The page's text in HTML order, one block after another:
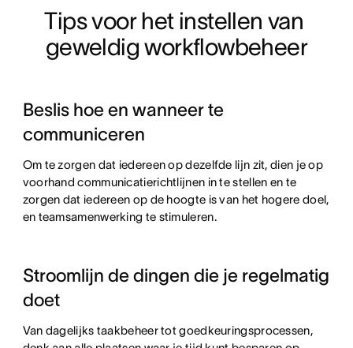
Tips voor het instellen van
geweldig workflowbeheer
Beslis hoe en wanneer te
communiceren
Om te zorgen dat iedereen op dezelfde lijn zit, dien je op
voorhand communicatierichtlijnen in te stellen en te
zorgen dat iedereen op de hoogte is van het hogere doel,
en teamsamenwerking te stimuleren.
Stroomlijn de dingen die je regelmatig
doet
Van dagelijks taakbeheer tot goedkeuringsprocessen,